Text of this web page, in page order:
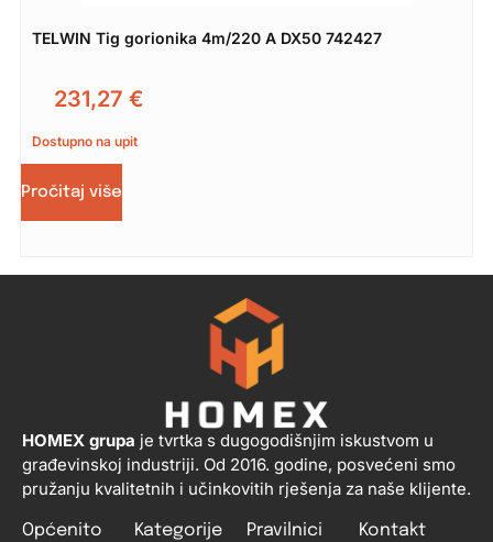
TELWIN Tig gorionika 4m/220 A DX50 742427
231,27 €
Dostupno na upit
Pročitaj više
HOMEX grupa je tvrtka s dugogodišnjim iskustvom u
građevinskoj industriji. Od 2016. godine, posvećeni smo
pružanju kvalitetnih i učinkovitih rješenja za naše klijente.
Općenito Kategorije Pravilnici Kontakt